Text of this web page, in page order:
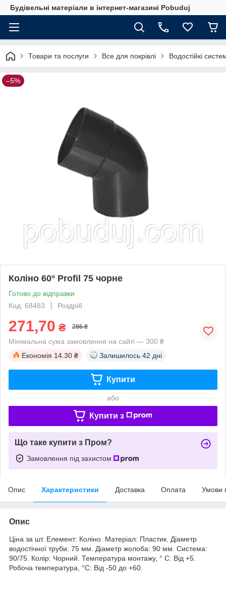
Будівельні матеріали в інтернет-магазині Pobuduj
Товари та послуги Все для покрівлі Водостійкі
–5%
Коліно 60° Profil 75 чорне
Готово до відправки
Код: 68483
Роздріб
271,70 ₴ 286 ₴
Мінімальна сума замовлення на сайті — 300 ₴
Економія 14.30 ₴ Залишилось 42 дні
Купити
або
Купити з
Що таке купити з Пром?
Замовлення під захистом
Опис Характеристики Доставка Оплата Умови
Опис
Ціна за шт. Елемент: Коліно. Матеріал: Пластик. Діаметр
водостічної труби: 75 мм. Діаметр жолоба: 90 мм. Система:
90/75. Колір: Чорний. Температура монтажу, ° С: Від +5.
Робоча температура, °C: Від -50 до +60.